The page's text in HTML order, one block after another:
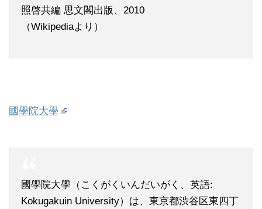
照啓共編 思文閣出版、2010
（Wikipediaより）
國學院大學
國學院大學（こくがくいんだいがく、英語:
Kokugakuin University）は、東京都渋谷区東四丁